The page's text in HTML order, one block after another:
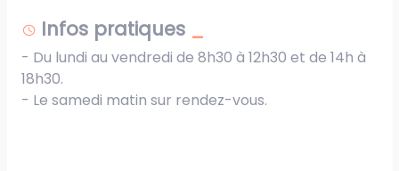
Infos pratiques
- Du lundi au vendredi de 8h30 à 12h30 et de 14h à
18h30.
- Le samedi matin sur rendez-vous.